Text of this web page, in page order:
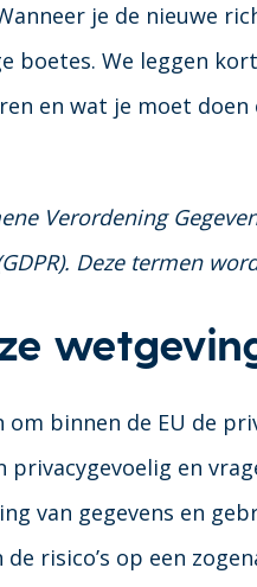
je de nieuwe
We leggen
en wat je moet
Verordening
Deze termen
binnen de EU de
privacygevoelig en
van gegevens en
risico’s op een